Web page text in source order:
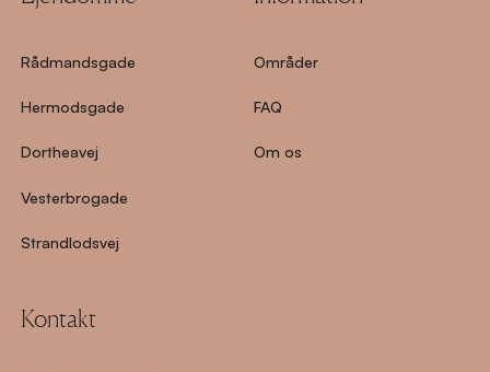
Rådmandsgade
Hermodsgade
Dortheavej
Vesterbrogade
Strandlodsvej
Områder
FAQ
Om os
Kontakt